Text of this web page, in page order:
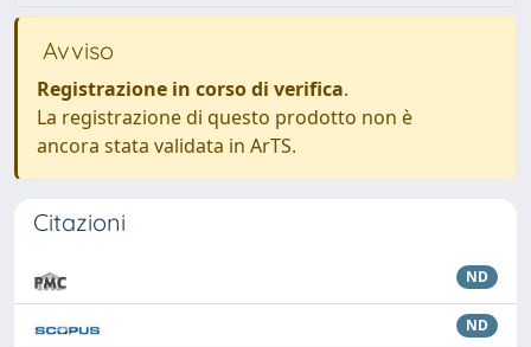
Avviso
Registrazione in corso di verifica.
La registrazione di questo prodotto non è
ancora stata validata in ArTS.
Citazioni
ND
ND